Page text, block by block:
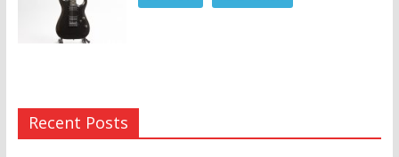
Recent Posts